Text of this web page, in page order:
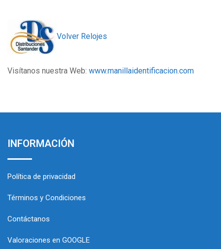
Volver Relojes
Visítanos nuestra Web: www.manillaidentificacion.com
INFORMACIÓN
Política de privacidad
Términos y Condiciones
Contáctanos
Valoraciones en GOOGLE